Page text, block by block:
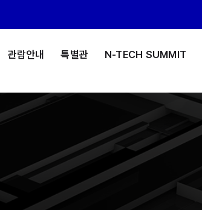
관람안내 특별관 N-TECH SUMMIT